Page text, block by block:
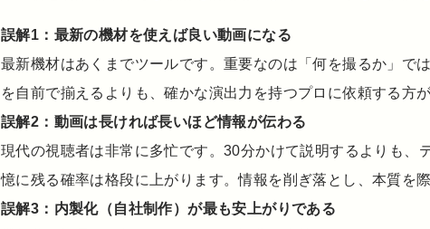
誤解1：最新の機材を使えば良い動画になる
最新機材はあくまでツールです。重要なのは「何を撮るか」で
を自前で揃えるよりも、確かな演出力を持つプロに依頼する方
誤解2：動画は長ければ長いほど情報が伝わる
現代の視聴者は非常に多忙です。30分かけて説明するよりも
憶に残る確率は格段に上がります。情報を削ぎ落とし、本質を
誤解3：内製化（自社制作）が最も安上がりである